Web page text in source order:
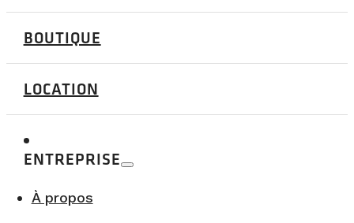
BOUTIQUE
LOCATION
ENTREPRISE
À propos